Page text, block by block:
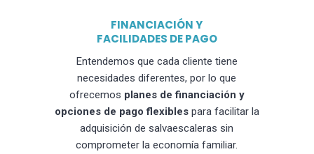
FINANCIACIÓN Y
FACILIDADES DE PAGO
Entendemos que cada cliente tiene
necesidades diferentes, por lo que
ofrecemos planes de financiación y
opciones de pago flexiblespara facilitar la
adquisición de salvaescaleras sin
comprometer la economía familiar.